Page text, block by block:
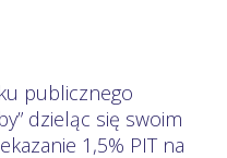
publicznego
dzieląc się swoim
1,5% PIT na